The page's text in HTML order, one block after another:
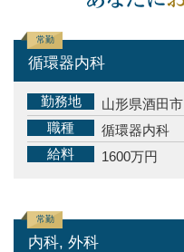
常勤
循環器内科
勤務地
山形県酒田市
職種
循環器内科
給料
1600万円
常勤
内科, 外科